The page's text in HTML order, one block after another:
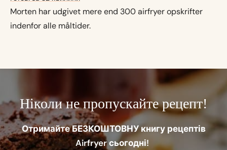
Morten har udgivet mere end 300 airfryer opskrifter
indenfor alle måltider.
Ніколи не пропускайте рецепт!
Отримайте БЕЗКОШТОВНУ книгу рецептів
Airfryer сьогодні!